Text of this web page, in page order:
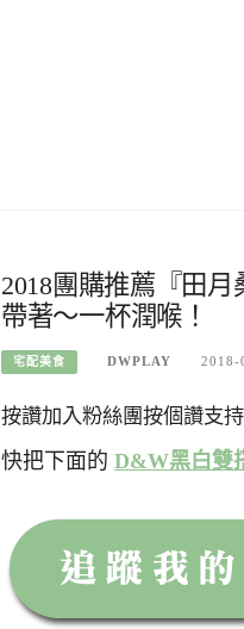
2018團購推薦『田
帶著～一杯潤喉！
宅配美食 DWPLAY 2018-
按讚加入粉絲團按個讚支
快把下面的 D&W黑白雙